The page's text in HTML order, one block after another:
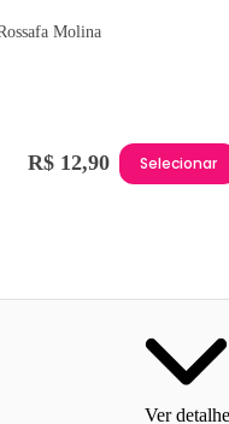
Molina
R$ 12,90 Selecionar
Ver